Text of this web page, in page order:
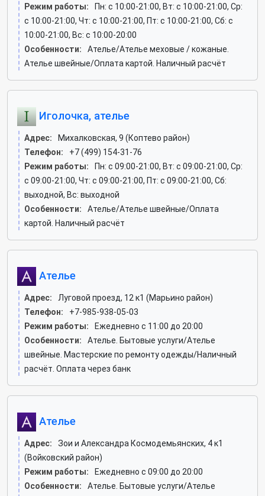
Режим работы:
Пн: c 10:00-21:00, Вт: c 10:00-21:00, Ср:
c 10:00-21:00, Чт: c 10:00-21:00, Пт: c 10:00-21:00, Сб: c
10:00-21:00, Вс: c 10:00-20:00
Особенности:
Ателье/Ателье меховые / кожаные.
Ателье швейные/Оплата картой. Наличный расчёт
Иголочка, ателье
Адрес:
Михалковская, 9 (Коптево район)
Телефон:
+7 (499) 154-31-76
Режим работы:
Пн: c 09:00-21:00, Вт: c 09:00-21:00, Ср:
c 09:00-21:00, Чт: c 09:00-21:00, Пт: c 09:00-21:00, Сб:
выходной, Вс: выходной
Особенности:
Ателье/Ателье швейные/Оплата
картой. Наличный расчёт
Ателье
Адрес:
Луговой проезд, 12 к1 (Марьино район)
Телефон:
+7-985-938-05-03
Режим работы:
Ежедневно с 11:00 до 20:00
Особенности:
Ателье. Бытовые услуги/Ателье
швейные. Мастерские по ремонту одежды/Наличный
расчёт. Оплата через банк
Ателье
Адрес:
Зои и Александра Космодемьянских, 4 к1
(Войковский район)
Режим работы:
Ежедневно с 09:00 до 20:00
Особенности:
Ателье. Бытовые услуги/Ателье